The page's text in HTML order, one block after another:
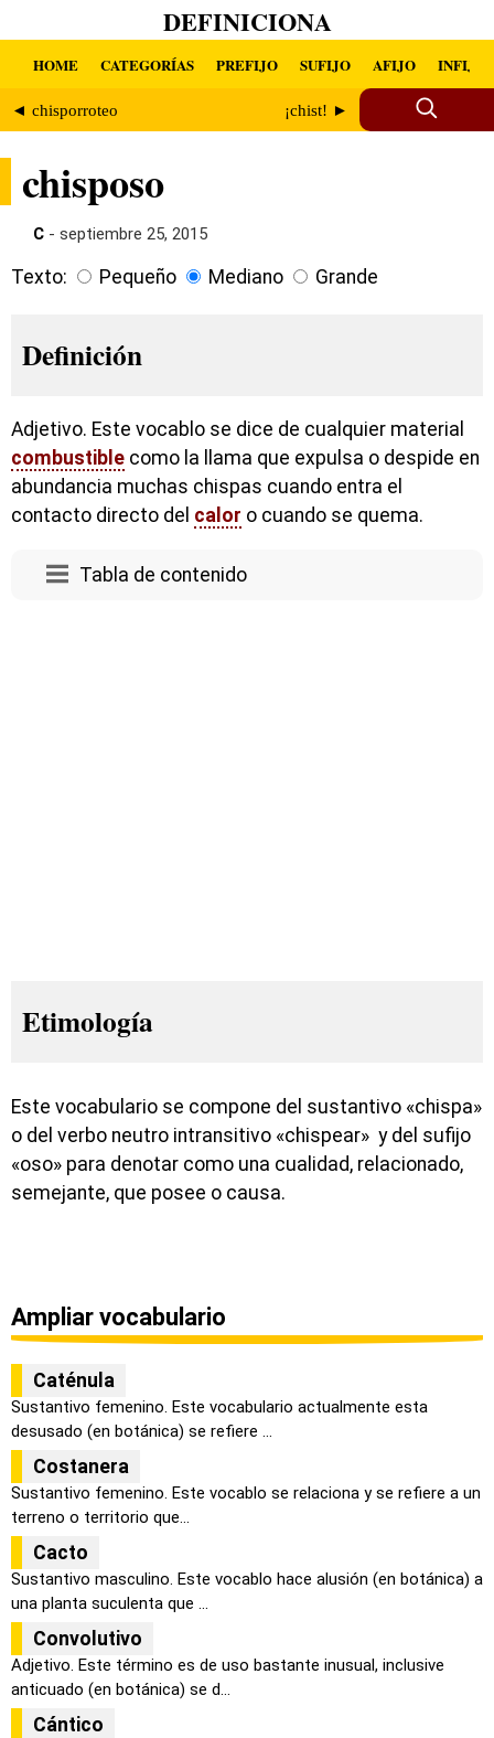
DEFINICIONA
HOME CATEGORÍAS PREFIJO SUFIJO AFIJO INFIJO
◄ chisporroteo ¡chist! ►
chisposo
C - septiembre 25, 2015
Texto: Pequeño Mediano Grande
Definición
Adjetivo. Este vocablo se dice de cualquier material
combustible como la llama que expulsa o despide en
abundancia muchas chispas cuando entra el
contacto directo del calor o cuando se quema.
Tabla de contenido
Etimología
Este vocabulario se compone del sustantivo «chispa»
o del verbo neutro intransitivo «chispear» y del sufijo
«oso» para denotar como una cualidad, relacionado,
semejante, que posee o causa.
Ampliar vocabulario
Caténula
Sustantivo femenino. Este vocabulario actualmente esta
desusado (en botánica) se refiere ...
Costanera
Sustantivo femenino. Este vocablo se relaciona y se refiere a un
terreno o territorio que...
Cacto
Sustantivo masculino. Este vocablo hace alusión (en botánica) a
una planta suculenta que ...
Convolutivo
Adjetivo. Este término es de uso bastante inusual, inclusive
anticuado (en botánica) se d...
Cántico